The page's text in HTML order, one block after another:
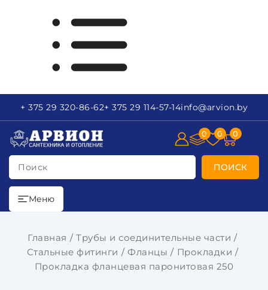
+ 375 29 320-86-62+ 375 29 114-57-14info@arvion.by
Поиск ПОИСК
0 0 0
Меню
Главная
Трубы и соединительные части
Стальные фитинги
Фланцы
Прокладки
Прокладка фланцевая паронитовая 250